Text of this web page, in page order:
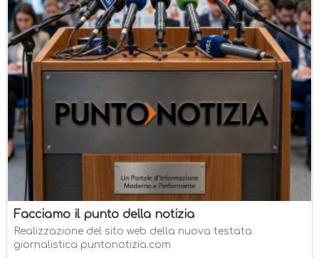
Facciamo il punto della notizia
Realizzazione del sito web della nuova testata
giornalistica puntonotizia.com